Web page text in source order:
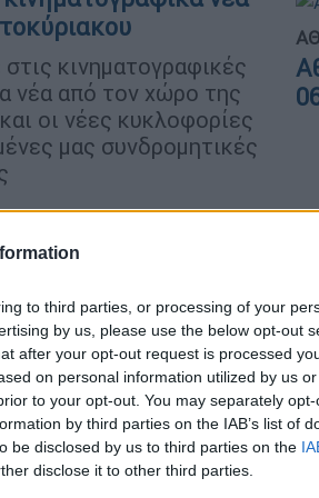
to third parties, or processing of your
by us, please use the below opt-out
after your opt-out request is processed
on personal information utilized by us
to your opt-out. You may separately
by third parties on the IAB’s list of
be disclosed by us to third parties on the
disclose it to other third parties.
κινηματογραφικές
νέα από τον χώρο της
οι νέες κυκλοφορίες
μας συνδρομητικές
εβδομάδας: Η
Σπίλμπεργκ, ο
το αντισυμβατικό
and All»
με το
αυτοβιογραφικό
Fabelmans» και ο
Γκιγιέρμο ντελ Τόρο»